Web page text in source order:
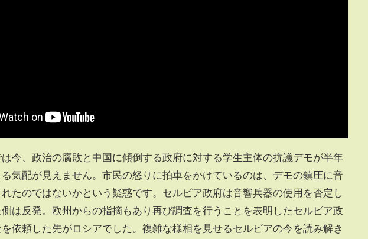
今、政治の腐敗と中国に傾倒する政府に対する学生主体の抗議デモが半年
気配が見えません。市民の怒りに拍車をかけているのは、デモの鎮圧に音
たのではないかという疑惑です。セルビア政府は音響兵器の使用を否定し
は反発。欧州からの指摘もあり再び調査を行うことを表明したセルビア政
依頼した先がロシアでした。複雑な様相を見せるセルビアの今を読み解き